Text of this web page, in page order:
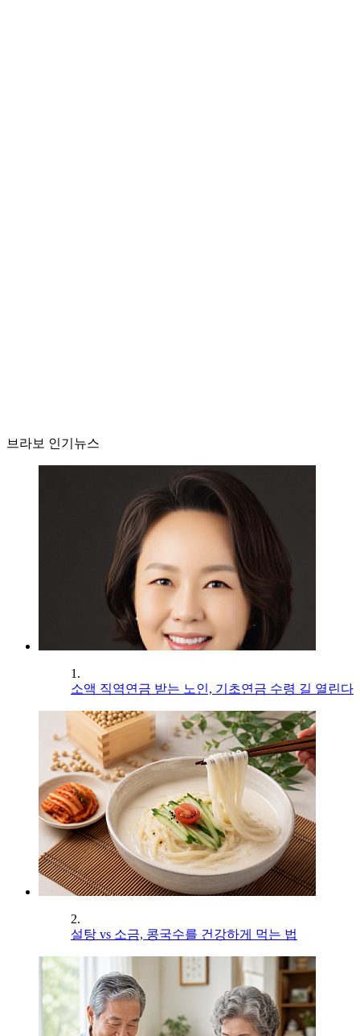
브라보 인기뉴스
1.
소액 직역연금 받는 노인, 기초연금 수령 길 열린다
2.
설탕 vs 소금, 콩국수를 건강하게 먹는 법